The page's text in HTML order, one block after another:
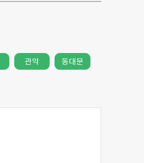
관악 동대문